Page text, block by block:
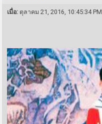
เมื่อ: ตุลาคม 21, 2016, 10:45:34 PM